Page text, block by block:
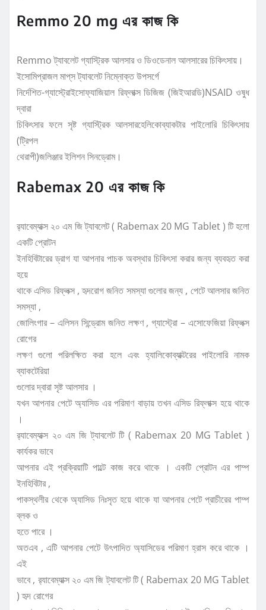
Remmo 20 mg এর কাজ কি
Remmo ট্যাবলেট গ্যাস্ট্রিক আলসার ও ডিওডেনাল আলসারের চিকিৎসায়।
ইসোমিপ্রাজল মাপ্‌স ট্যাবলেট নিম্নোক্ত উপসর্গে
নির্দেশিত-গ্যাস্ট্রোইসােফ্যাজিয়াল রিফ্লাক্স ডিজিজ (জিইআরডি)NSAID ওষুধ
দ্বারা
চিকিৎসার ফলে সৃষ্ট গ্যাস্ট্রিক আলসারহেলিকোব্যাকটার পাইলােরি চিকিৎসায়
(ট্রিপল
থেরাপী)জলিঞ্জার ইলিশন সিনড্রোম।
Rabemax 20 এর কাজ কি
র‍্যাবেম্যাক্স ২০ এম জি ট্যাবলেট ( Rabemax 20 MG Tablet ) টি হলো
একটি প্রোটন
ইনহিবিটারের ড্রাগ যা আপনার পাচক অবস্থার চিকিৎসা করার জন্য ব্যবহৃত করা
হয়ে
থাকে এসিড রিফ্লক্স , হৃদরোগ জনিত সমস্যা গুলোর জন্য , পেটে আলসার জনিত
সমস্যা ,
জোলিংগার – এলিসন সিন্ড্রোম জনিত লক্ষণ , গ্যাস্ট্রো – এসোফেজিয়া রিফ্লক্স
রোগের
লক্ষণ গুলো পরিলক্ষিত করা হলে এবং হ্যালিকোব্যাক্টরের পাইলোরি নামক
ব্যাকটেরিয়া
গুলোর দ্বারা সৃষ্ট আলসার ।
যখন আপনার পেটে অ্যাসিড এর পরিমাণ বাড়ায় তখন এসিড রিফ্লাক্স হয়ে থাকে
।
র‍্যাবেম্যাক্স ২০ এম জি ট্যাবলেট টি ( Rabemax 20 MG Tablet )
কার্যকর ভাবে
আপনার এই প্রক্রিয়াটি পাল্টে কাজ করে থাকে । একটি প্রোটন এর পাম্প
ইনহিবিটার ,
পাকস্থলীর থেকে অ্যাসিড নিঃসৃত হয়ে থাকে যা আপনার পেটে প্রাচীরের পাম্প
ব্লক ও
হতে পারে ।
অতএব , এটি আপনার পেটে উৎপাদিত অ্যাসিডের পরিমাণ হ্রাস করে থাকে ।
এই
ভাবে , র‍্যাবেম্যাক্স ২০ এম জি ট্যাবলেট টি ( Rabemax 20 MG Tablet
) হৃদ রোগের